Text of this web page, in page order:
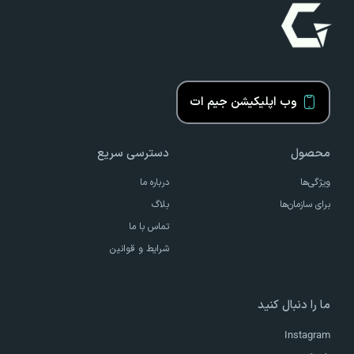
وب اپلیکیشن جیم ات
محصول
ویژگی‌ها
برای سازمان‌ها
دسترسی سریع
درباره ما
بلاگ
تماس با ما
شرایط و قوانین
ما را دنبال کنید
Instagram